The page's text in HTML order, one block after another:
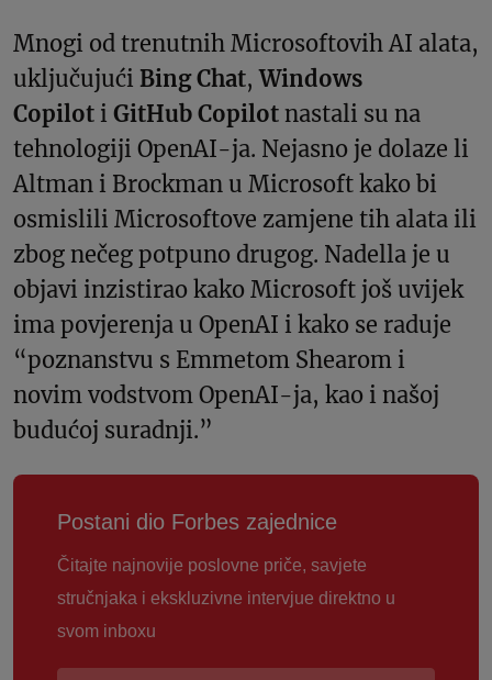
Mnogi od trenutnih Microsoftovih AI alata,
uključujući Bing Chat,Windows
Copilot i GitHub Copilot nastali su na
tehnologiji OpenAI-ja. Nejasno je dolaze li
Altman i Brockman u Microsoft kako bi
osmislili Microsoftove zamjene tih alata ili
zbog nečeg potpuno drugog. Nadella je u
objavi inzistirao kako Microsoft još uvijek
ima povjerenja u OpenAI i kako se raduje
“poznanstvu s Emmetom Shearom i
novim vodstvom OpenAI-ja, kao i našoj
budućoj suradnji.”
Postani dio Forbes zajednice
Čitajte najnovije poslovne priče, savjete
stručnjaka i ekskluzivne intervjue direktno u
svom inboxu